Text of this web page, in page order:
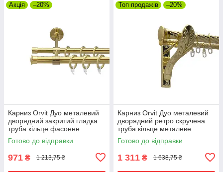
Акція –20%
Карниз Orvit Дуо металевий
дворядний закритий гладка
труба кільце фасонне
металеве Золото 19\16 мм
160 см (00-00009326)
Готово до відправки
971 ₴ 1 213,75 ₴
Топ продажів –20%
Карниз Orvit Дуо металевий
дворядний ретро скручена
труба кільце металеве
Золото 25\19 мм 160 см (00-
00010891)
Готово до відправки
1 311 ₴ 1 638,75 ₴